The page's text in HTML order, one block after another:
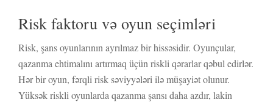
Risk faktoru və oyun seçimləri
Risk, şans oyunlarının ayrılmaz bir hissəsidir. Oyunçular,
qazanma ehtimalını artırmaq üçün riskli qərarlar qəbul edirlər.
Hər bir oyun, fərqli risk səviyyələri ilə müşayiət olunur.
Yüksək riskli oyunlarda qazanma şansı daha azdır, lakin